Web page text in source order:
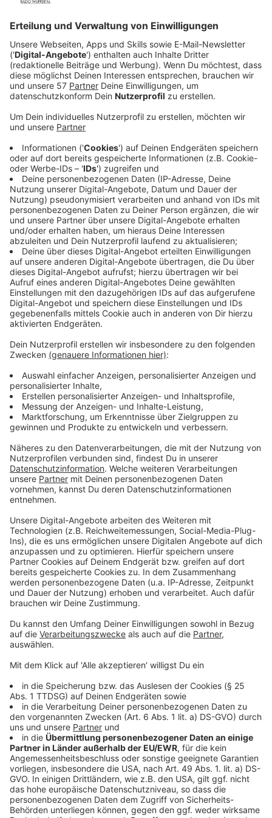
Also im Grunde genommen muss ja niemand
natürlich immer besser, als dass es einen als
eiskalt überrascht. Es ist immer sinnvoll, ein
bisschen Trinkwasser für 2 Tage zu Hause
gelagert zu haben. Und natürlich wichtige
zu Hause haben und natürlich Ruhe bewahren.
dass ein flächendeckender,
deutschlandweiter oder sogar europaweiter
Blackout sehr, sehr unwahrscheinlich ist.
Wichtig ist auch ein batteriebetriebenes Radio,
denn bei einem sogenannten Blackout senden wir
auch im Notfall weiter und versorgen euch mit den
wichtigsten Infos. Und: Im neuen AWG-
Abfallkalender stehen die wichtigsten Infos, wie
zum Beispiel Notruf-Meldestellen, wenn das
Mobilfunknetz nicht mehr funktioniert.
Die gesamte WSW-Sondersendung zum Thema
Blackout könnt ihrhiernachhören.
Anzeige
Notkonzept auch für die Schwebebahn
Anzeige
Strom bei den WSW, erklärt im Gespräch mit Radio
Wuppertal, wie die Schwebebahn bei Stromausfall
noch fahren kann:
Dafür haben wir Notfallkonzepte für die
Schwebebahn vorbereitet, dass wir eben mal,
dann mit verminderter Leistung jedes Fahrzeug
einzeln bis zum nächsten Bahnhof bringen
können. Da können die Fahrgäste dann
Anzeige
Anzeige